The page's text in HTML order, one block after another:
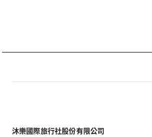
沐樂國際旅行社股份有限公司